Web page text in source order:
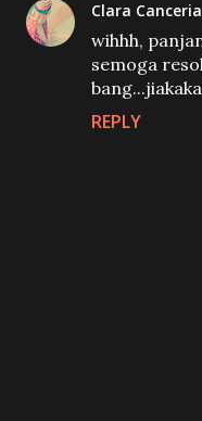
Clara
wihhh,
semoga
REPLY